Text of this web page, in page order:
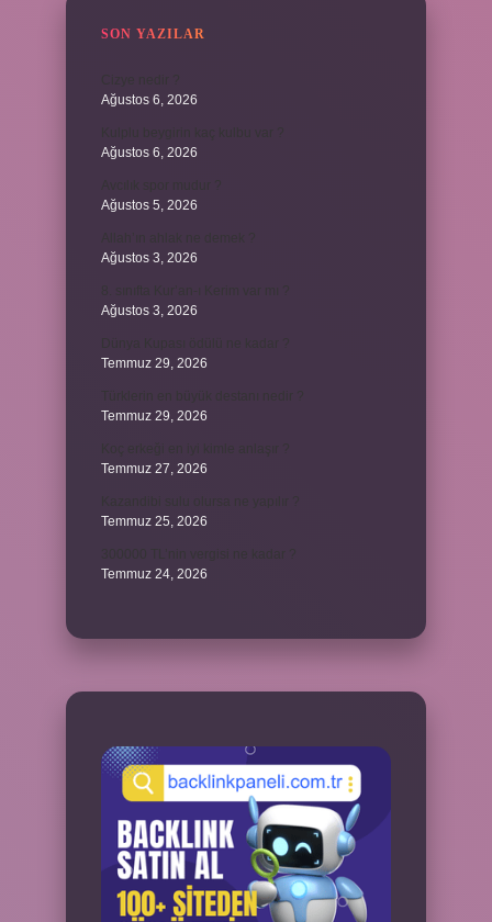
SON YAZILAR
Ağustos 6, 2026
Ağustos 6, 2026
Ağustos 5, 2026
Ağustos 3, 2026
Ağustos 3, 2026
Temmuz 29, 2026
Temmuz 29, 2026
Temmuz 27, 2026
Temmuz 25, 2026
Temmuz 24, 2026